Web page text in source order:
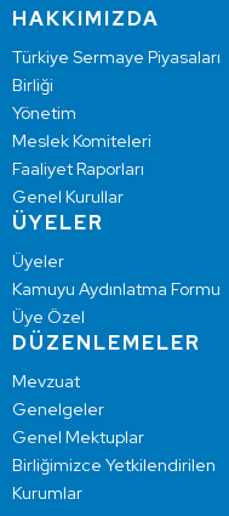
HAKKIMIZDA
Türkiye Sermaye Piyasaları
Birliği
Yönetim
Meslek Komiteleri
Faaliyet Raporları
Genel Kurullar
ÜYELER
Üyeler
Kamuyu Aydınlatma Formu
Üye Özel
DÜZENLEMELER
Mevzuat
Genelgeler
Genel Mektuplar
Birliğimizce Yetkilendirilen
Kurumlar